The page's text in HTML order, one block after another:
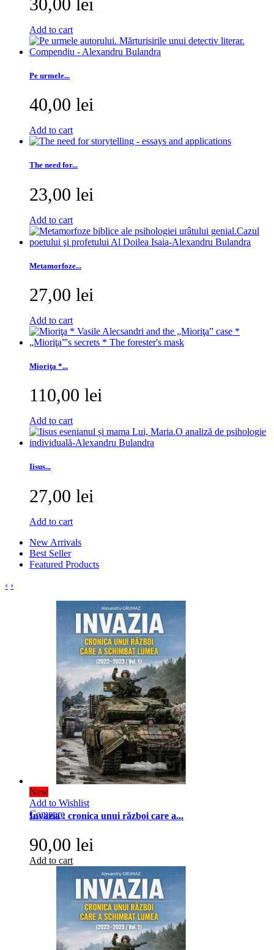
Add to cart
Pe urmele...
40,00 lei
Add to cart
The need for...
23,00 lei
Add to cart
Metamorfoze...
27,00 lei
Add to cart
Mioriţa *...
110,00 lei
Add to cart
Iisus...
27,00 lei
Add to cart
New Arrivals
Best Seller
Featured Products
‹ ›
New
Add to Wishlist
Compare
Invazia : cronica unui război care a...
90,00 lei
Add to cart